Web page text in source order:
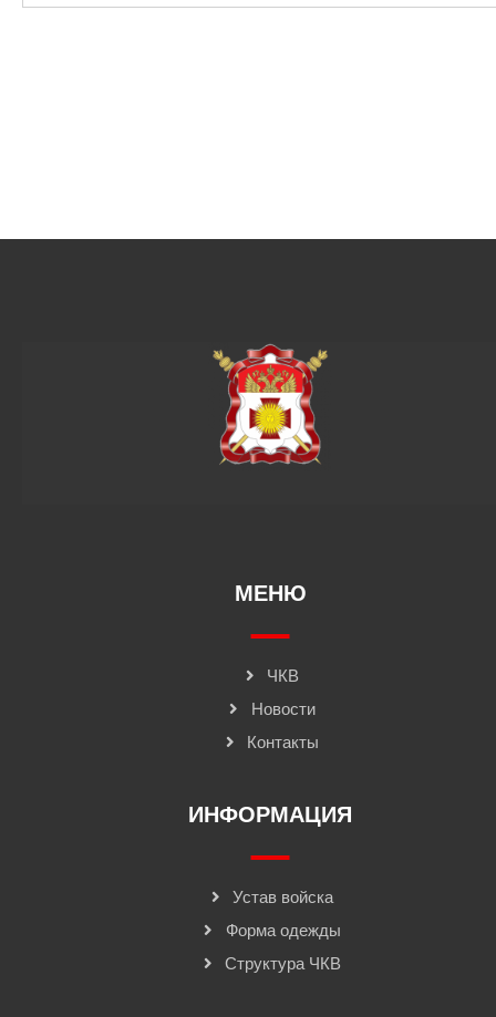
МЕНЮ
ЧКВ
Новости
Контакты
ИНФОРМАЦИЯ
Устав войска
Форма одежды
Структура ЧКВ